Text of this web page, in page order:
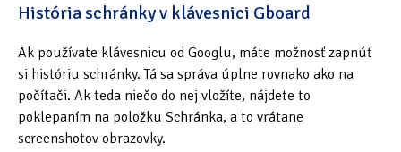
História schránky v klávesnici Gboard
Ak používate klávesnicu od Googlu, máte možnosť zapnúť
si históriu schránky. Tá sa správa úplne rovnako ako na
počítači. Ak teda niečo do nej vložíte, nájdete to
poklepaním na položku Schránka, a to vrátane
screenshotov obrazovky.